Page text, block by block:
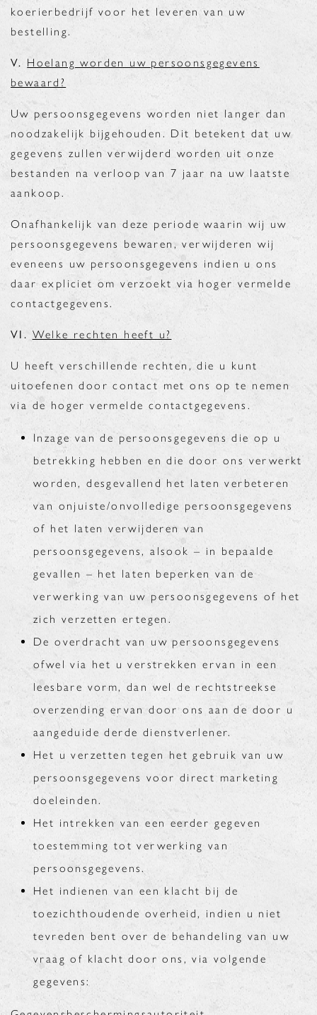
koerierbedrijf voor het leveren van uw
bestelling.
V. Hoelang worden uw persoonsgegevens
bewaard?
Uw persoonsgegevens worden niet langer dan
noodzakelijk bijgehouden. Dit betekent dat uw
gegevens zullen verwijderd worden uit onze
bestanden na verloop van 7 jaar na uw laatste
aankoop.
Onafhankelijk van deze periode waarin wij uw
persoonsgegevens bewaren, verwijderen wij
eveneens uw persoonsgegevens indien u ons
daar expliciet om verzoekt via hoger vermelde
contactgegevens.
VI. Welke rechten heeft u?
U heeft verschillende rechten, die u kunt
uitoefenen door contact met ons op te nemen
via de hoger vermelde contactgegevens.
Inzage van de persoonsgegevens die op u
betrekking hebben en die door ons verwerkt
worden, desgevallend het laten verbeteren
van onjuiste/onvolledige persoonsgegevens
of het laten verwijderen van
persoonsgegevens, alsook – in bepaalde
gevallen – het laten beperken van de
verwerking van uw persoonsgegevens of het
zich verzetten ertegen.
De overdracht van uw persoonsgegevens
ofwel via het u verstrekken ervan in een
leesbare vorm, dan wel de rechtstreekse
overzending ervan door ons aan de door u
aangeduide derde dienstverlener.
Het u verzetten tegen het gebruik van uw
persoonsgegevens voor direct marketing
doeleinden.
Het intrekken van een eerder gegeven
toestemming tot verwerking van
persoonsgegevens.
Het indienen van een klacht bij de
toezichthoudende overheid, indien u niet
tevreden bent over de behandeling van uw
vraag of klacht door ons, via volgende
gegevens: